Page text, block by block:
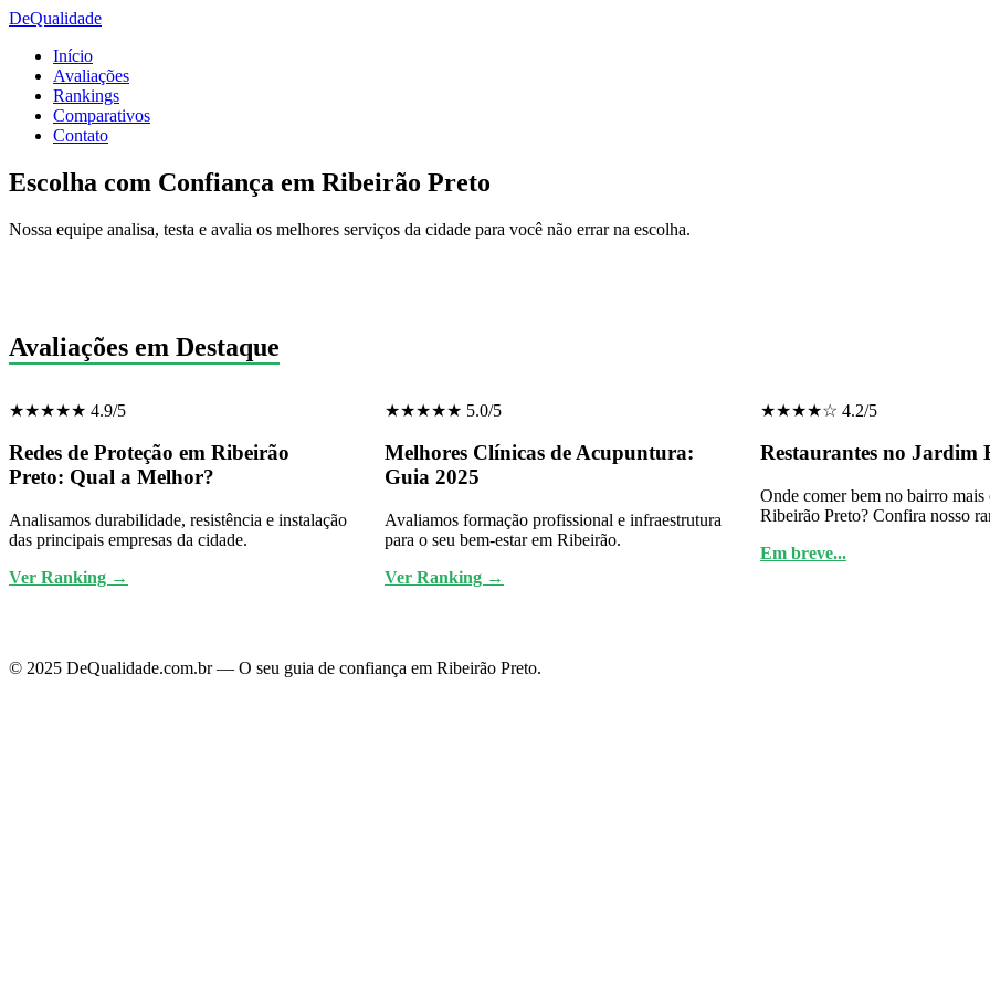
DeQualidade
Início
Avaliações
Rankings
Comparativos
Contato
Escolha com Confiança em Ribeirão Preto
Nossa equipe analisa, testa e avalia os melhores serviços da cidade para você não errar na escolha.
Avaliações em Destaque
★★★★★ 4.9/5
Redes de Proteção em Ribeirão
Preto: Qual a Melhor?
Analisamos durabilidade, resistência e instalação
das principais empresas da cidade.
Ver Ranking →
★★★★★ 5.0/5
Melhores Clínicas de Acupuntura:
Guia 2025
Avaliamos formação profissional e infraestrutura
para o seu bem-estar em Ribeirão.
Ver Ranking →
★★★★☆ 4.2/5
Restaurantes no Jardim
Onde comer bem no bairro mais
Ribeirão Preto? Confira nosso
Em breve...
© 2025 DeQualidade.com.br — O seu guia de confiança em Ribeirão Preto.